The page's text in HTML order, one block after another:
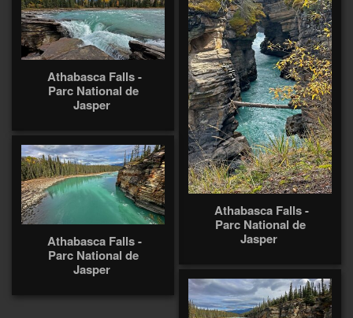
Athabasca Falls -
Parc National de
Jasper
Athabasca Falls -
Parc National de
Jasper
Athabasca Falls -
Parc National de
Jasper